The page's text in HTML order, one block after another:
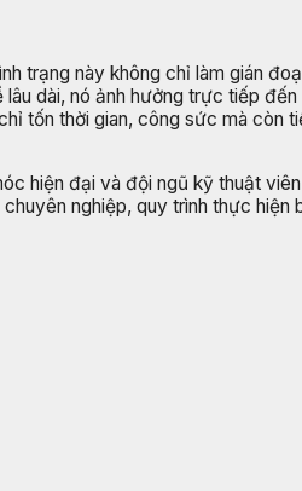
trạng này không chỉ làm gián
dài, nó ảnh hưởng trực tiếp
tốn thời gian, công sức mà còn
hiện đại và đội ngũ kỹ thuật
nghiệp, quy trình thực hiện